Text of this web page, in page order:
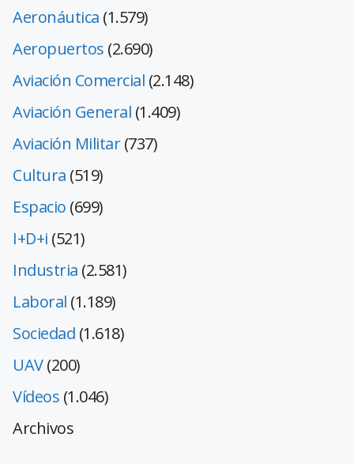
Aeronáutica (1.579)
Aeropuertos (2.690)
Aviación Comercial (2.148)
Aviación General (1.409)
Aviación Militar(737)
Cultura (519)
Espacio (699)
I+D+i (521)
Industria (2.581)
Laboral (1.189)
Sociedad (1.618)
UAV(200)
Vídeos (1.046)
Archivos